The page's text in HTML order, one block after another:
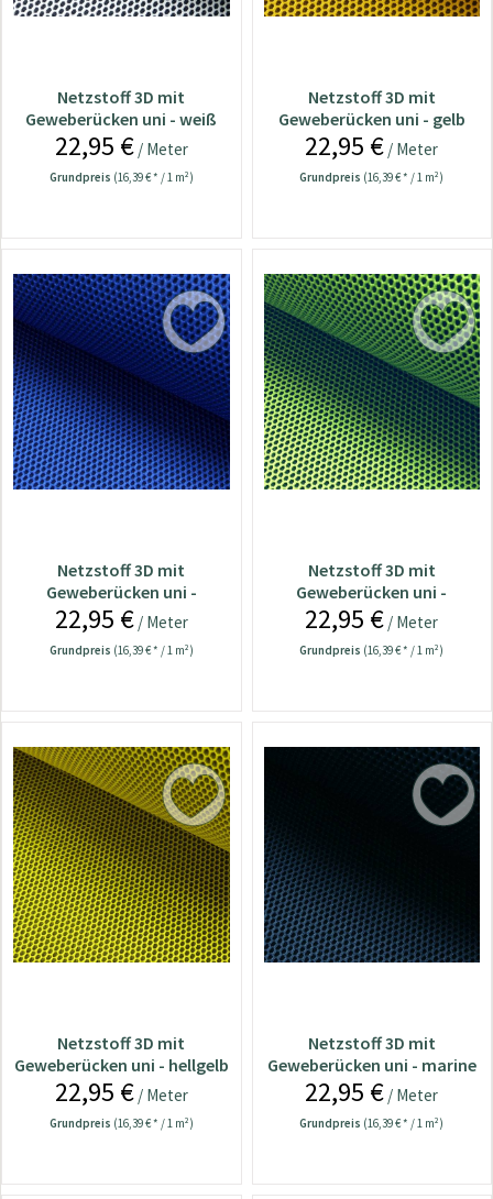
Netzstoff 3D mit
Geweberücken uni - weiß
22,95 €/ Meter
Grundpreis (16,39 € * / 1 m²)
Netzstoff 3D mit
Geweberücken uni - gelb
22,95 € / Meter
Grundpreis (16,39 € * / 1 m²)
Netzstoff 3D mit
Geweberücken uni -
royalblau
22,95 €/ Meter
Grundpreis (16,39 € * / 1 m²)
Netzstoff 3D mit
Geweberücken uni -
limegrün
22,95 € / Meter
Grundpreis (16,39 € * / 1 m²)
Netzstoff 3D mit
Geweberücken uni - hellgelb
22,95 €/ Meter
Grundpreis (16,39 € * / 1 m²)
Netzstoff 3D mit
Geweberücken uni - marine
22,95 € / Meter
Grundpreis (16,39 € * / 1 m²)